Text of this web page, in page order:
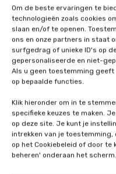
Om de beste ervaringen te
technologieën zoals cookies
slaan en/of te openen.
ons en onze partners in staat
surfgedrag of unieke ID's op
gepersonaliseerde en niet-
Als u geen toestemming
op bepaalde functies.
Klik hieronder om in te
specifieke keuzes te maken.
op deze site. Je kunt je
intrekken van je toestemming,
op het Cookiebeleid of door te
beheren' onderaan het scherm.
De opbrengst van
dus zeker een goed
in duurzaamheid?
plaatsen van een
overde beste airco
Ook